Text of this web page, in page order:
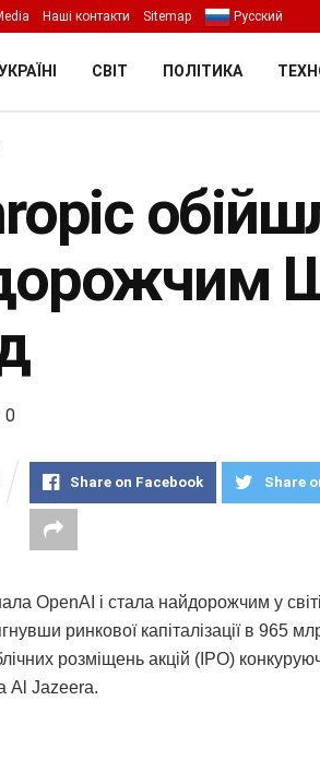
Наші контакти Sitemap Русский
СВІТ ПОЛІТИКА
0
Share on Facebook Share
OpenAI і стала найдорожчим у
ринкової капіталізації в 965
розміщень акцій (IPO)
Al Jazeera.